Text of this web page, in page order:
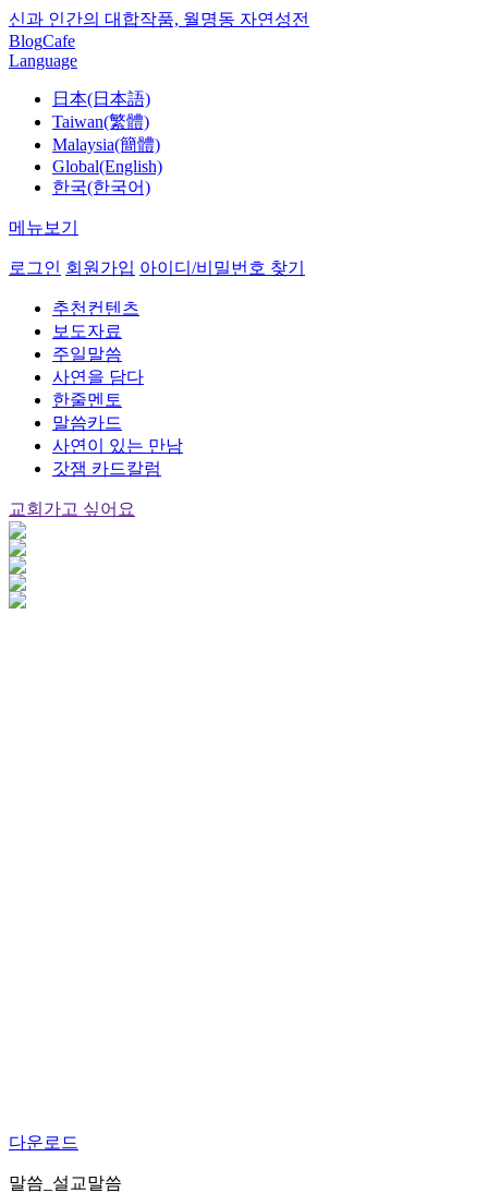
신과 인간의 대합작품, 월명동 자연성전
BlogCafe
Language
日本(日本語)
Taiwan(繁體)
Malaysia(簡體)
Global(English)
한국(한국어)
메뉴보기
로그인 회원가입 아이디/비밀번호 찾기
추천컨텐츠
보도자료
주일말씀
사연을 담다
한줄멘토
말씀카드
사연이 있는 만남
갓잼 카드칼럼
교회가고 싶어요
다운로드
말씀_설교말씀